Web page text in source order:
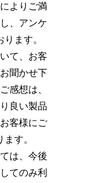
よりご満
、アンケ
ます。
て、お客
聞かせ下
感想は、
良い製品
客様にご
す。
は、今後
てのみ利